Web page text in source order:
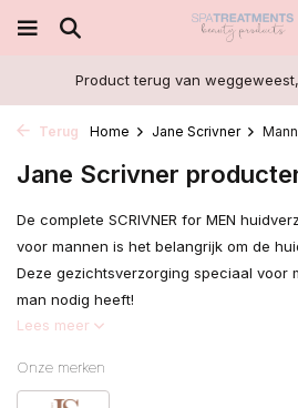
Product terug van
Terug Home Jane Scrivner
Jane Scrivner
De complete SCRIVNER for MEN
voor mannen is het belangrijk om de
Deze gezichtsverzorging speciaal voor
man nodig heeft!
Lees meer
Onze merken